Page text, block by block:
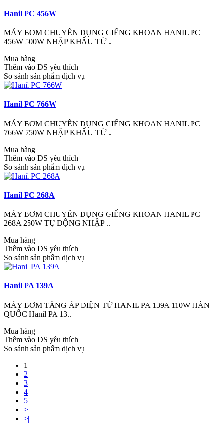
Hanil PC 456W
MÁY BƠM CHUYÊN DỤNG GIẾNG KHOAN HANIL PC
456W 500W NHẬP KHẨU TỪ ..
Mua hàng
Thêm vào DS yêu thích
So sánh sản phẩm dịch vụ
Hanil PC 766W
MÁY BƠM CHUYÊN DỤNG GIẾNG KHOAN HANIL PC
766W 750W NHẬP KHẨU TỪ ..
Mua hàng
Thêm vào DS yêu thích
So sánh sản phẩm dịch vụ
Hanil PC 268A
MÁY BƠM CHUYÊN DỤNG GIẾNG KHOAN HANIL PC
268A 250W TỰ ĐỘNG NHẬP ..
Mua hàng
Thêm vào DS yêu thích
So sánh sản phẩm dịch vụ
Hanil PA 139A
MÁY BƠM TĂNG ÁP ĐIỆN TỪ HANIL PA 139A 110W HÀN
QUỐC Hanil PA 13..
Mua hàng
Thêm vào DS yêu thích
So sánh sản phẩm dịch vụ
1
2
3
4
5
>
>|